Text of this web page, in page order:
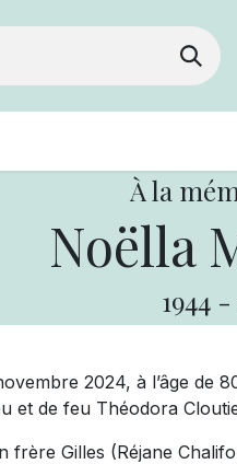
À la
Noëlla
1944 -
2024, à l’âge de
et de feu Théodora
frère Gilles (Réjane